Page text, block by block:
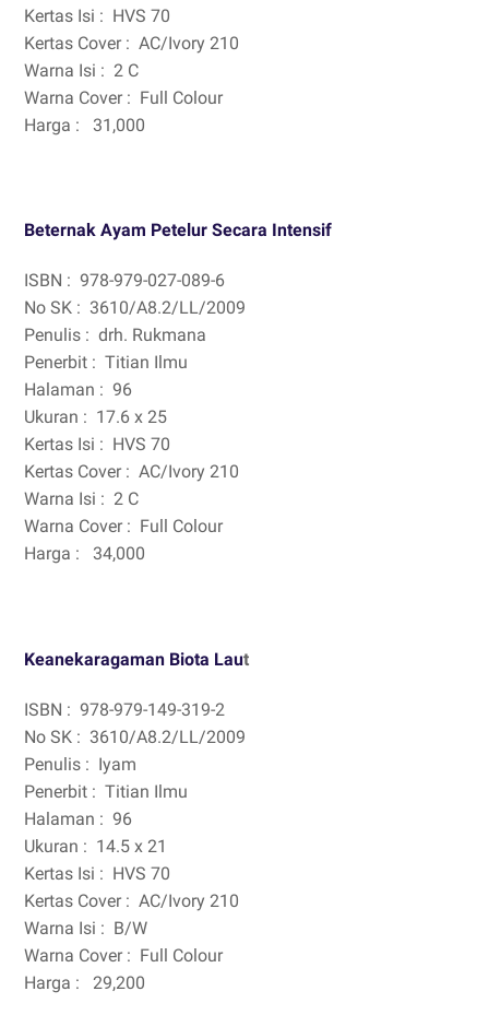
Kertas Isi : HVS 70
Kertas Cover : AC/Ivory 210
Warna Isi : 2 C
Warna Cover : Full Colour
Harga :
31,000
Beternak Ayam Petelur Secara Intensif
ISBN : 978-979-027-089-6
No SK : 3610/A8.2/LL/2009
Penulis : drh. Rukmana
Penerbit : Titian Ilmu
Halaman : 96
Ukuran : 17.6 x 25
Kertas Isi : HVS 70
Kertas Cover : AC/Ivory 210
Warna Isi : 2 C
Warna Cover : Full Colour
Harga :
34,000
Keanekaragaman Biota Laut
ISBN : 978-979-149-319-2
No SK : 3610/A8.2/LL/2009
Penulis : Iyam
Penerbit : Titian Ilmu
Halaman : 96
Ukuran : 14.5 x 21
Kertas Isi : HVS 70
Kertas Cover : AC/Ivory 210
Warna Isi : B/W
Warna Cover : Full Colour
Harga :
29,200